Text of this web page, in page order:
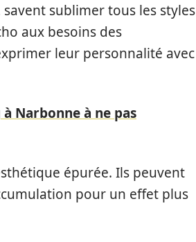
sublimer tous les styles
aux besoins des
leur personnalité avec
Narbonne à ne pas
épurée. Ils peuvent
pour un effet plus